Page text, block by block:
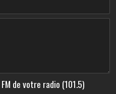
de votre radio (101.5)